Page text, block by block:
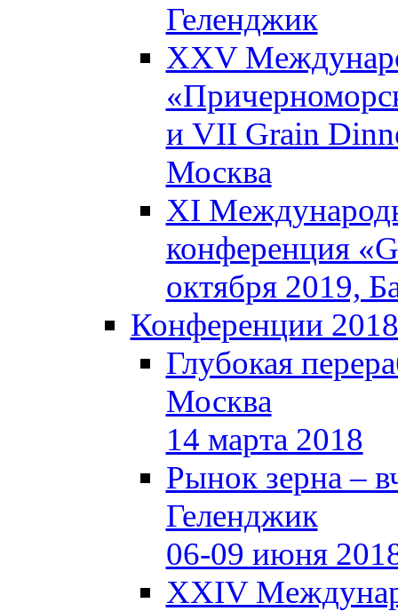
Геленджик
XXV
и VII Grain
Москва
XI
конференция
октября 2019,
Конференции 2018
Глубокая
Москва
14 марта 2018
Рынок зерна –
Геленджик
06-09 июня
XXIV